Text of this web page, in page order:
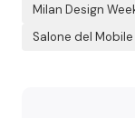
Milan Design
Salone del Mobile